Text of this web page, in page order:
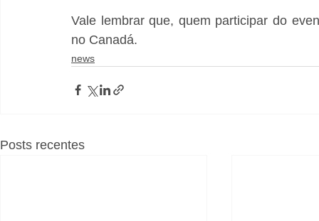
Vale lembrar que, quem participar do
no Canadá.
news
Posts recentes